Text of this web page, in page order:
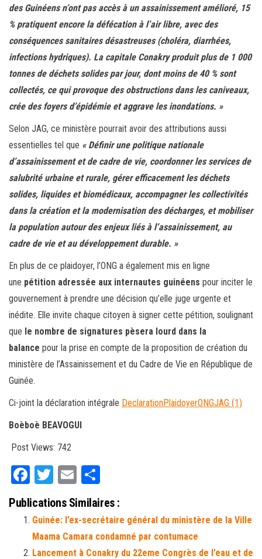
des Guinéens n’ont pas accès à un assainissement amélioré, 15
% pratiquent encore la défécation à l’air libre, avec des
conséquences sanitaires désastreuses (choléra, diarrhées,
infections hydriques). La capitale Conakry produit plus de 1 000
tonnes de déchets solides par jour, dont moins de 40 % sont
collectés, ce qui provoque des obstructions dans les caniveaux,
crée des foyers d’épidémie et aggrave les inondations. »
Selon JAG, ce ministère pourrait avoir des attributions aussi
essentielles tel que « Définir une politique nationale
d’assainissement et de cadre de vie, coordonner les services de
salubrité urbaine et rurale, gérer efficacement les déchets
solides, liquides et biomédicaux, accompagner les collectivités
dans la création et la modernisation des décharges, et mobiliser
la population autour des enjeux liés à l’assainissement, au
cadre de vie et au développement durable. »
En plus de ce plaidoyer, l’ONG a également mis en ligne
une pétition adressée aux internautes guinéens pour inciter le
gouvernement à prendre une décision qu’elle juge urgente et
inédite. Elle invite chaque citoyen à signer cette pétition, soulignant
que le nombre de signatures pèsera lourd dans la
balance pour la prise en compte de la proposition de création du
ministère de l’Assainissement et du Cadre de Vie en République de
Guinée.
Ci-joint la déclaration intégrale DeclarationPlaidoyerONGJAG (1)
Boèboè BEAVOGUI
Post Views: 742
Fa
ce
bo
ok
T
tt
er
E
m
ail ag
er
Publications Similaires :
Guinée: l’ex-secrétaire général du ministère de la Ville
Maama Camara condamné par contumace
Lancement à Conakry du 22eme Congrès de l’eau et de